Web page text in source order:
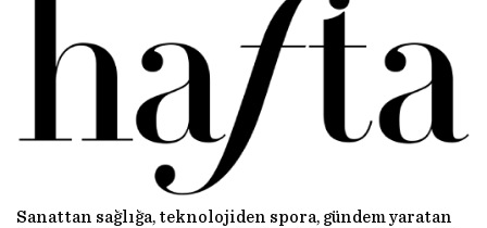
Sanattan sağlığa, teknolojiden spora, gündem yaratan